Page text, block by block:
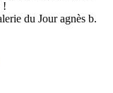
du Jour agnès b.